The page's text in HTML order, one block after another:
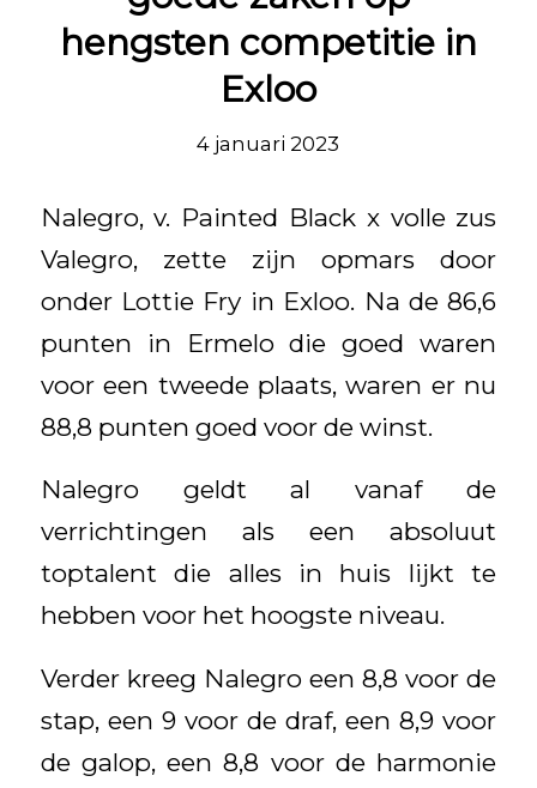
hengsten competitie in
Exloo
4 januari 2023
Nalegro, v. Painted Black x volle zus
Valegro, zette zijn opmars door
onder Lottie Fry in Exloo. Na de 86,6
punten in Ermelo die goed waren
voor een tweede plaats, waren er nu
88,8 punten goed voor de winst.
Nalegro geldt al vanaf de
verrichtingen als een absoluut
toptalent die alles in huis lijkt te
hebben voor het hoogste niveau.
Verder kreeg Nalegro een 8,8 voor de
stap, een 9 voor de draf, een 8,9 voor
de galop, een 8,8 voor de harmonie